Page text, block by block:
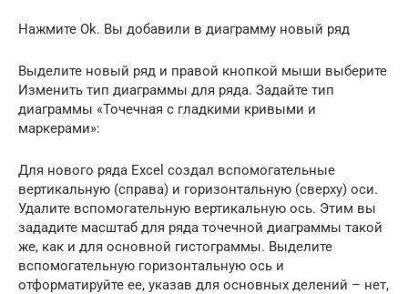
Нажмите Ok. Вы добавили в диаграмму новый ряд
Выделите новый ряд и правой кнопкой мыши выберите
Изменить тип диаграммы для ряда. Задайте тип
диаграммы «Точечная с гладкими кривыми и
маркерами»:
Для нового ряда Excel создал вспомогательные
вертикальную (справа) и горизонтальную (сверху) оси.
Удалите вспомогательную вертикальную ось. Этим вы
зададите масштаб для ряда точечной диаграммы такой
же, как и для основной гистограммы. Выделите
вспомогательную горизонтальную ось и
отформатируйте ее, указав для основных делений – нет,